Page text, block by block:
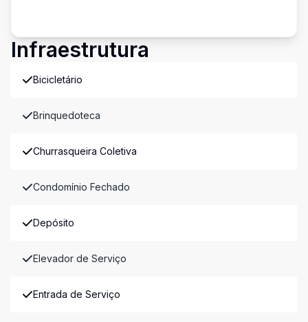
Infraestrutura
Bicicletário
Brinquedoteca
Churrasqueira Coletiva
Condomínio Fechado
Depósito
Elevador de Serviço
Entrada de Serviço